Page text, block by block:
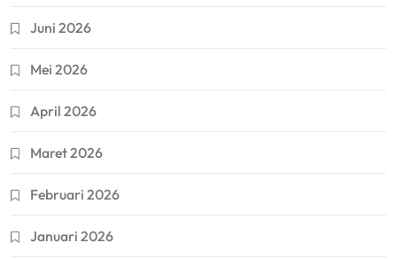
Juni 2026
Mei 2026
April 2026
Maret 2026
Februari 2026
Januari 2026